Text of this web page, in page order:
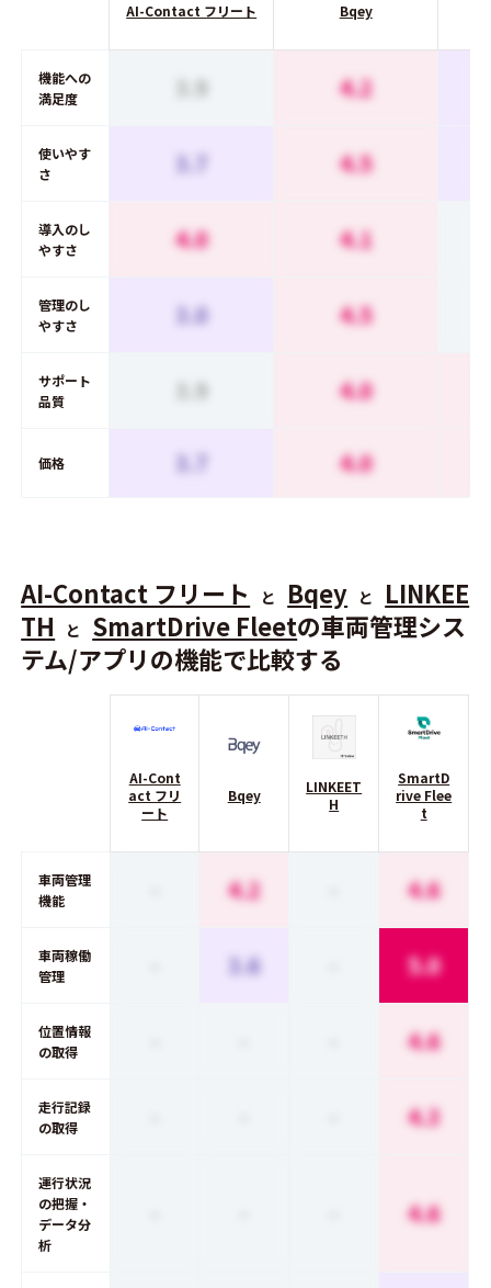
AI-Contact フリート Bqey
機能への
満足度
3.9 4.2
使いやす
さ
3.7 4.5
導入のし
やすさ
4.0 4.1
管理のし
やすさ
3.0 4.5
サポート
品質
3.9 4.0
価格 3.7 4.0
AI-Contact フリート と Bqey と
LINKEE
TH
と SmartDrive Fleetの車両管理シス
テム/アプリの機能で比較する
AI-Cont
act フリ
ート
Bqey
LINKEET
H
SmartD
rive Flee
t
車両管理
機能
4.2 4.6
車両稼働
管理
3.6 5.0
位置情報
の取得
4.6
走行記録
の取得
4.3
運行状況
の把握・
データ分
析
4.6